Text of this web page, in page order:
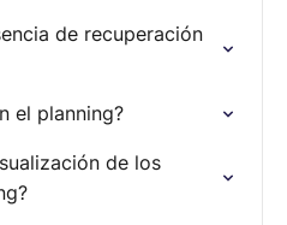
de recuperación
el planning?
de los